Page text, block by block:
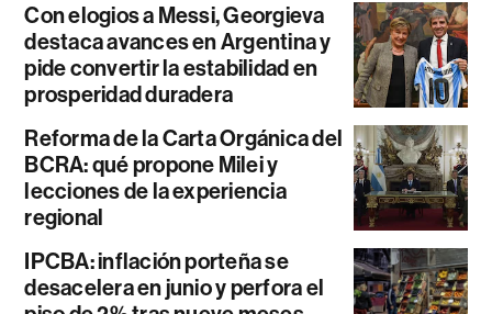
Con elogios a Messi, Georgieva
destaca avances en Argentina y
pide convertir la estabilidad en
prosperidad duradera
Reforma de la Carta Orgánica del
BCRA: qué propone Milei y
lecciones de la experiencia
regional
IPCBA: inflación porteña se
desacelera en junio y perfora el